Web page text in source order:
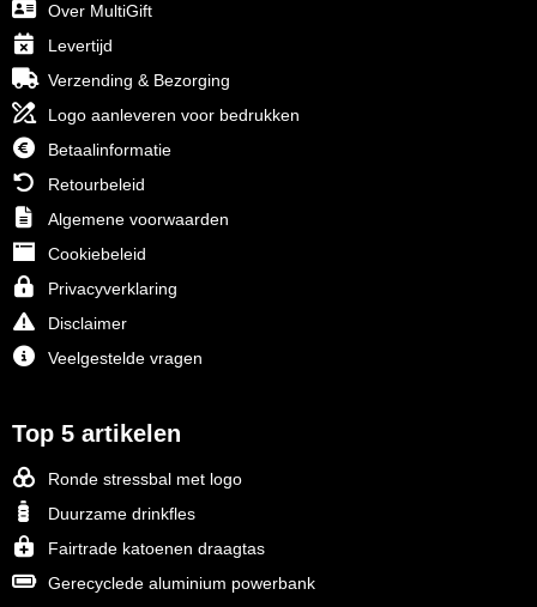
Over MultiGift
Levertijd
Verzending & Bezorging
Logo aanleveren voor bedrukken
Betaalinformatie
Retourbeleid
Algemene voorwaarden
Cookiebeleid
Privacyverklaring
Disclaimer
Veelgestelde vragen
Top 5 artikelen
Ronde stressbal met logo
Duurzame drinkfles
Fairtrade katoenen draagtas
Gerecyclede aluminium powerbank